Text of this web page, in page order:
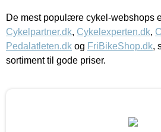
De mest populære cykel-webshops
Cykelpartner.dk, Cykelexperten.dk,
Pedalatleten.dk og FriBikeShop.dk,
sortiment til gode priser.